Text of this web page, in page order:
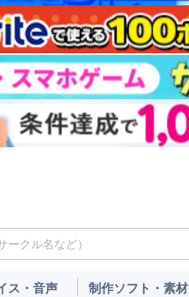
ス・音声 制作ソフト・素材